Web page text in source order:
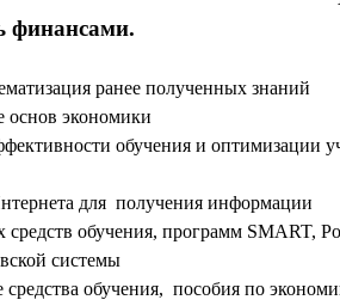
финансами.
ранее полученных знаний
основ экономики
обучения и оптимизации
для получения информации
средств обучения, программ SMART,
системы
обучения, пособия по